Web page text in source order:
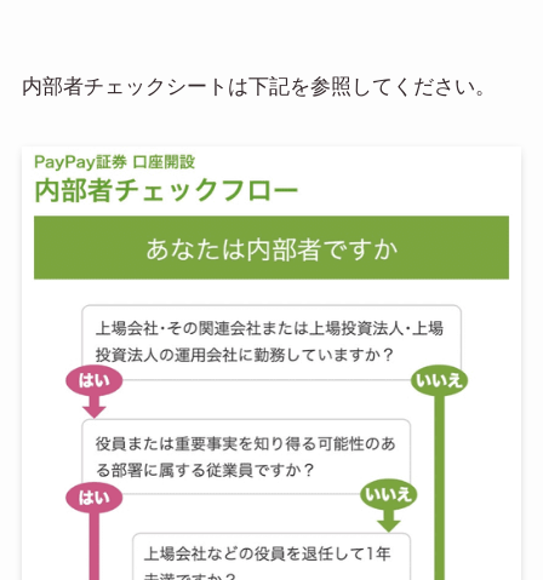
内部者チェックシートは下記を参照してください。